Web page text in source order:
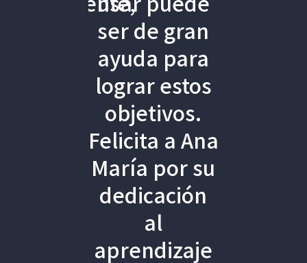
ser de gran
ayuda para
lograr estos
objetivos.
Felicita a Ana
María por su
dedicación
aprendizaje
ROBERTO FERNÁNDEZ